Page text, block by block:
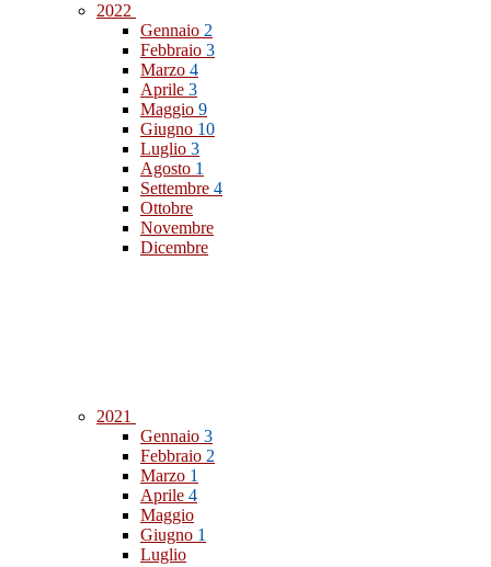
2022
Gennaio 2
Febbraio 3
Marzo 4
Aprile 3
Maggio 9
Giugno 10
Luglio 3
Agosto 1
Settembre 4
Ottobre
Novembre
Dicembre
2021
Gennaio 3
Febbraio 2
Marzo 1
Aprile 4
Maggio
Giugno 1
Luglio